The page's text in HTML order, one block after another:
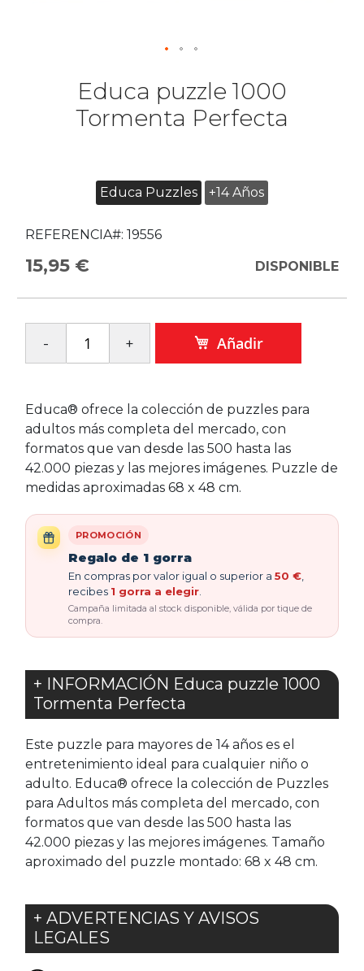
Educa puzzle 1000
Tormenta Perfecta
Educa Puzzles +14 Años
REFERENCIA#: 19556
15,95 € DISPONIBLE
Añadir
Educa® ofrece la colección de puzzles para
adultos más completa del mercado, con
formatos que van desde las 500 hasta las
42.000 piezas y las mejores imágenes. Puzzle de
medidas aproximadas 68 x 48 cm.
PROMOCIÓN
Regalo de 1 gorra
En compras por valor igual o superior a 50 €
recibes 1 gorra a elegir
Campaña limitada al stock disponible, válida por tique de
compra.
+ INFORMACIÓN Educa puzzle 1000
Tormenta Perfecta
Este puzzle para mayores de 14 años es el
entretenimiento ideal para cualquier niño o
adulto. Educa® ofrece la colección de Puzzles
para Adultos más completa del mercado, con
formatos que van desde las 500 hasta las
42.000 piezas y las mejores imágenes. Tamaño
aproximado del puzzle montado: 68 x 48 cm.
+ ADVERTENCIAS Y AVISOS
LEGALES